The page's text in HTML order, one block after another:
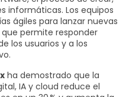
informáticas. Los equipos
ágiles para lanzar nuevas
permite responder
los usuarios y a los
ha demostrado que la
IA y cloud reduce el